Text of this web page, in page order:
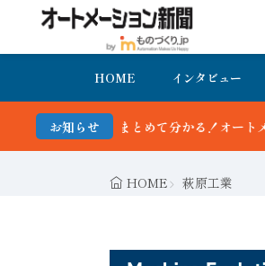
HOME インタビュー
お知らせ
トメーション新聞 最新号＆バックナンバ
HOME 萩原工業